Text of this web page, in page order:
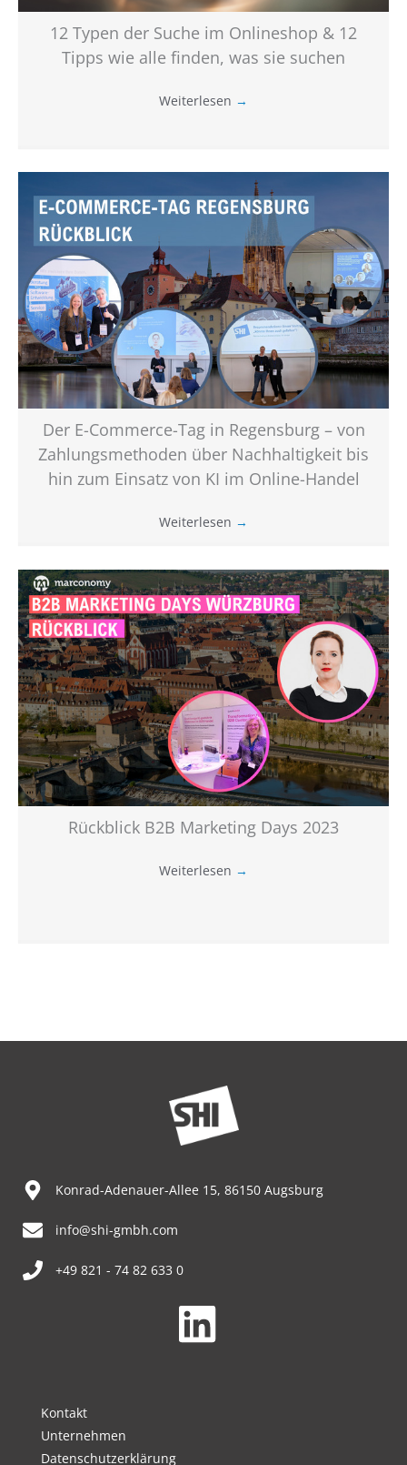
12 Typen der Suche im Onlineshop & 12
Tipps wie alle finden, was sie suchen
Weiterlesen →
Der E-Commerce-Tag in Regensburg – von
Zahlungsmethoden über Nachhaltigkeit bis
hin zum Einsatz von KI im Online-Handel
Weiterlesen →
Rückblick B2B Marketing Days 2023
Weiterlesen →
Konrad-Adenauer-Allee 15, 86150 Augsburg
info@shi-gmbh.com
+49 821 - 74 82 633 0
Kontakt
Unternehmen
Datenschutzerklärung